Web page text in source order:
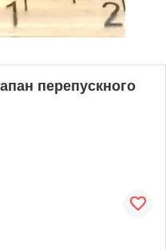
перепускного